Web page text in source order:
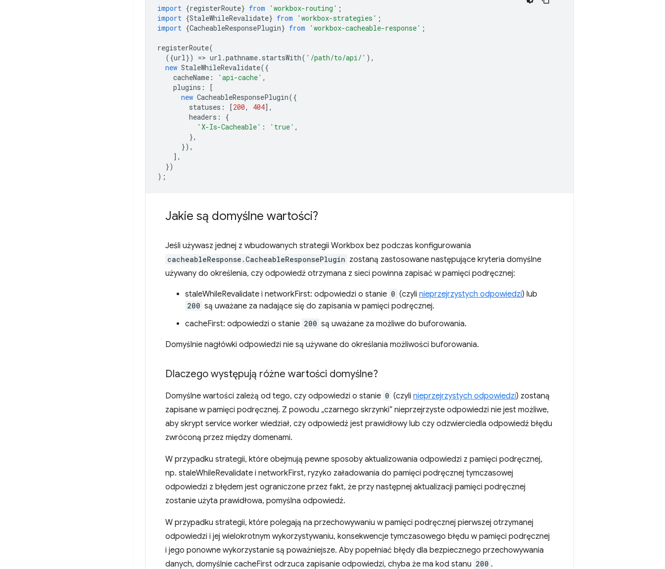
import {registerRoute} from 'workbox-routing' ;
import {StaleWhileRevalidate} from 'workbox-strategies' ;
import {CacheableResponsePlugin} from 'workbox-cacheable-response' ;
registerRoute(
({url}) => url .pathname. startsWith( '/path/to/api/' ),
new StaleWhileRevalidate({
cacheName : 'api-cache' ,
plugins :
[
new CacheableResponsePlugin({
statuses : [200, 404],
headers :
{
'X-Is-Cacheable' : 'true' ,
},
}),
],
})
);
Jakie są domyślne wartości?
Jeśli używasz jednej z wbudowanych strategii Workbox bez podczas konfigurowania
cacheableResponse.CacheableResponsePlugin zostaną zastosowane następujące kryteria domyślne
używany do określenia, czy odpowiedź otrzymana z sieci powinna zapisać w pamięci podręcznej:
staleWhileRevalidate i networkFirst: odpowiedzi o stanie 0 (czyli nieprzejrzystych odpowiedzi) lub
200 są uważane za nadające się do zapisania w pamięci podręcznej.
cacheFirst: odpowiedzi o stanie 200 są uważane za możliwe do buforowania.
Domyślnie nagłówki odpowiedzi nie są używane do określania możliwości buforowania.
Dlaczego występują różne wartości domyślne?
Domyślne wartości zależą od tego, czy odpowiedzi o stanie 0 (czyli nieprzejrzystych odpowiedzi) zostaną
zapisane w pamięci podręcznej. Z powodu „czarnego skrzynki” nieprzejrzyste odpowiedzi nie jest możliwe,
aby skrypt service worker wiedział, czy odpowiedź jest prawidłowy lub czy odzwierciedla odpowiedź błędu
zwróconą przez między domenami.
W przypadku strategii, które obejmują pewne sposoby aktualizowania odpowiedzi z pamięci podręcznej,
np. staleWhileRevalidate i networkFirst, ryzyko załadowania do pamięci podręcznej tymczasowej
odpowiedzi z błędem jest ograniczone przez fakt, że przy następnej aktualizacji pamięci podręcznej
zostanie użyta prawidłowa, pomyślna odpowiedź.
W przypadku strategii, które polegają na przechowywaniu w pamięci podręcznej pierwszej otrzymanej
odpowiedzi i jej wielokrotnym wykorzystywaniu, konsekwencje tymczasowego błędu w pamięci podręcznej
i jego ponowne wykorzystanie są poważniejsze. Aby popełniać błędy dla bezpiecznego przechowywania
danych, domyślnie cacheFirst odrzuca zapisanie odpowiedzi, chyba że ma kod stanu 200 .